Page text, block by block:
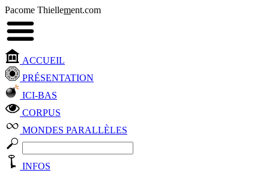
Pacome Thiellement.com
ACCUEIL
PRÉSENTATION
ICI-BAS
CORPUS
MONDES PARALLÈLES
INFOS